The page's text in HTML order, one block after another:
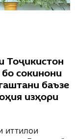
Тоҷикистон
сокинони
баъзе
изҳори
иттилои